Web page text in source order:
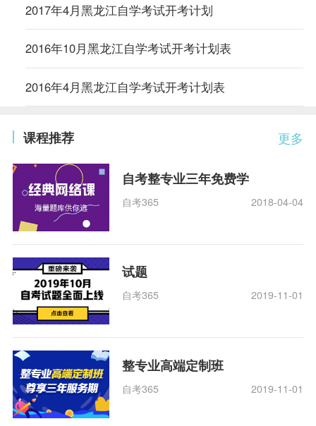
2017年4月黑龙江自学考试开考计划
2016年10月黑龙江自学考试开考计划表
2016年4月黑龙江自学考试开考计划表
更多
课程推荐
自考整专业三年免费学
自考365 2018-04-04
试题
自考365 2019-11-01
整专业高端定制班
自考365 2019-11-01